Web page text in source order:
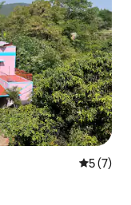
5 (7)